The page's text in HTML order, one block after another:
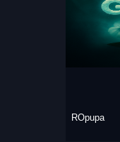
ROpupa